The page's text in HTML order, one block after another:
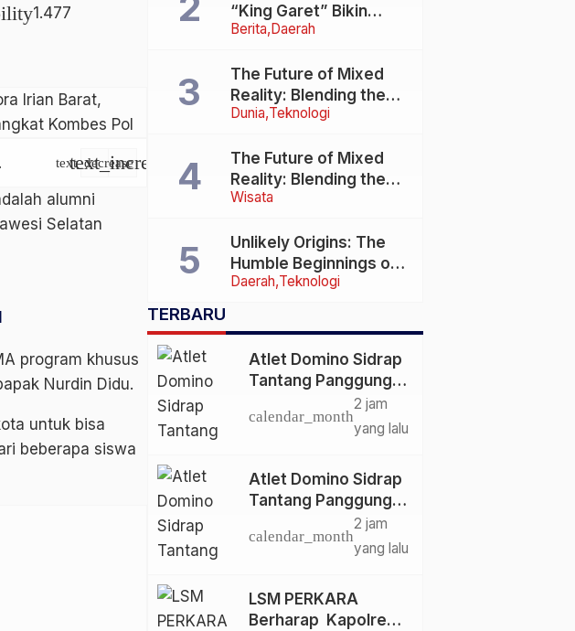
1.477
text_decrease
text_increase
alumni
Selatan
program khusus
Nurdin Didu.
untuk bisa
beberapa siswa
Berita Daerah
“King Garet” Bikin
Ketagihan, Warga
Kandungan Zat
Berbahaya
Dunia Teknologi
The Future of Mixed
Reality: Blending the
Virtual and the Real
Wisata
The Future of Mixed
Reality: Blending the
Virtual and the Real
Daerah Teknologi
Unlikely Origins: The
Humble Beginnings of
Today’s Tech Titans
TERBARU
Atlet Domino Sidrap
Tantang Panggung
Nasional di Polewali
Mandar 2026
calendar_month
2 jam
yang lalu
Atlet Domino Sidrap
Tantang Panggung
Nasional di Polewali
Mandar 2026
calendar_month
2 jam
yang lalu
LSM PERKARA
Berharap Kapolres